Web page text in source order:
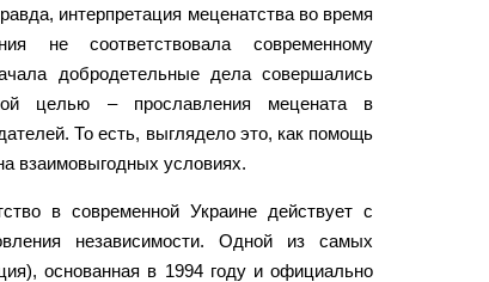
интерпретация меценатства во время
не соответствовала современному
добродетельные дела совершались
целью – прославления мецената в
То есть, выглядело это, как помощь
взаимовыгодных условиях.
в современной Украине действует с
независимости. Одной из самых
основанная в 1994 году и официально